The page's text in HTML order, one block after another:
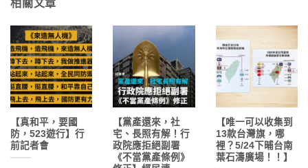
相關文章
【真和平，要國
防，523遊行】行
前記者會
【黨產還來，社
宅、長照有解！行
政院應拒絕副署
《不當黨產條例》
【唯一可以收集到
13款台灣旗，哪
裡？5/24下晡台南
葉石濤廣場！！】